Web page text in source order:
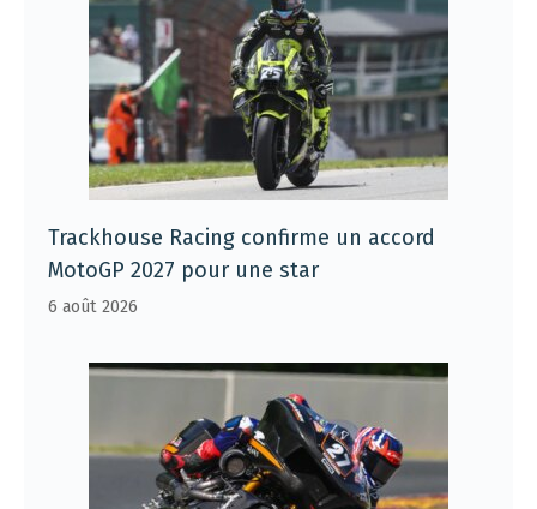
Trackhouse Racing confirme un accord
MotoGP 2027 pour une star
6 août 2026